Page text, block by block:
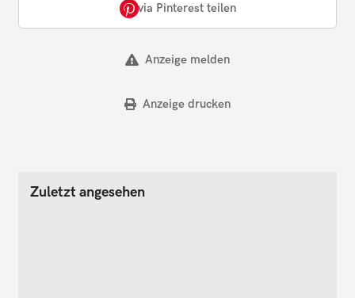
via Pinterest teilen
Anzeige melden
Anzeige drucken
Zuletzt angesehen